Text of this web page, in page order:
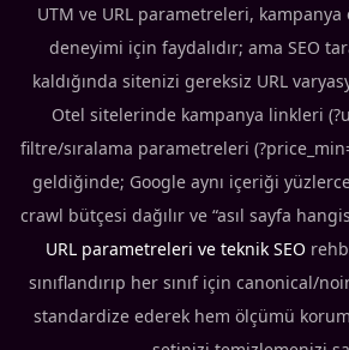
UTM ve URL parametreleri, kampanya
deneyimi için faydalıdır; ama SEO
kaldığında sitenizi gereksiz URL
Otel sitelerinde kampanya linkleri
filtre/sıralama parametreleri
geldiğinde; Google aynı içeriği yüzlerce
crawl bütçesi dağılır ve “asıl sayfa
URL parametreleri ve teknik SEO
sınıflandırıp her sınıf için canonical/
standardize ederek hem ölçümü